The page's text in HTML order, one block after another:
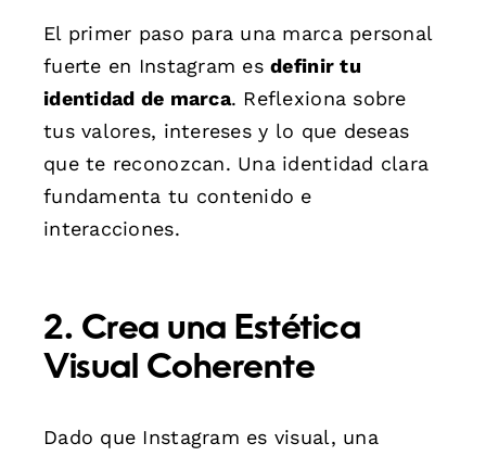
El primer paso para una marca personal
fuerte en Instagram esdefinir tu
identidad de marca. Reflexiona sobre
tus valores, intereses y lo que deseas
que te reconozcan. Una identidad clara
fundamenta tu contenido e
interacciones.
2. Crea una Estética
Visual Coherente
Dado que Instagram es visual, una